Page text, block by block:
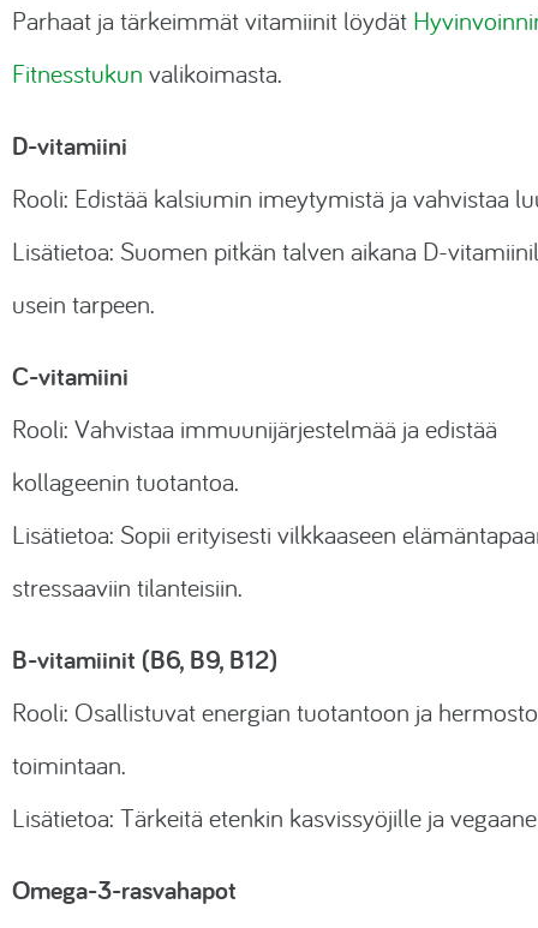
Parhaat ja tärkeimmät vitamiinit löydät
Fitnesstukun valikoimasta.
D-vitamiini
Rooli: Edistää kalsiumin imeytymistä ja vahvistaa
Lisätietoa: Suomen pitkän talven aikana D-
usein tarpeen.
C-vitamiini
Rooli: Vahvistaa immuunijärjestelmää ja edistää
kollageenin tuotantoa.
Lisätietoa: Sopii erityisesti vilkkaaseen
stressaaviin tilanteisiin.
B-vitamiinit (B6, B9, B12)
Rooli: Osallistuvat energian tuotantoon ja
toimintaan.
Lisätietoa: Tärkeitä etenkin kasvissyöjille ja
Omega-3-rasvahapot